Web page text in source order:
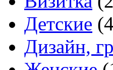
Детские
Дизайн,